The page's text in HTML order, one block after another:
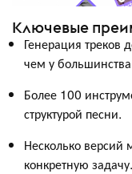
Ключевые
Генерация треков
чем у
Более 100
структурой песни.
Несколько
конкретную задачу.